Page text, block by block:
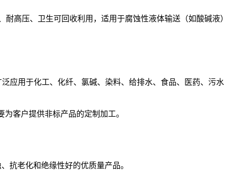
高压、卫生可回收利用，适用于腐蚀性液体输送（如酸碱液）
应用于化工、化纤、氯碱、染料、给排水、食品、医药、污水
客户提供非标产品的定制加工。
抗老化和绝缘性好的优质量产品。